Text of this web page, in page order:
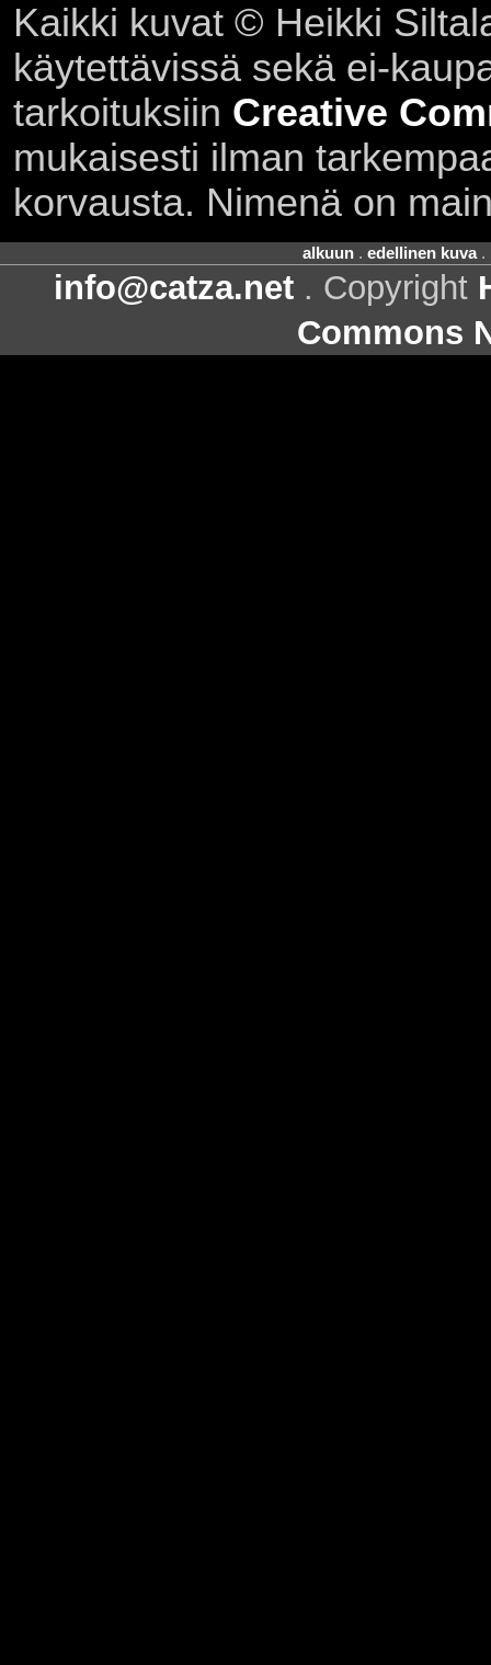
Kaikki kuvat © Heikki
käytettävissä sekä ei-
tarkoituksiin Creative
mukaisesti ilman
korvausta. Nimenä on
alkuun. edellinen kuva.
info@catza.net . Copyright
Commons